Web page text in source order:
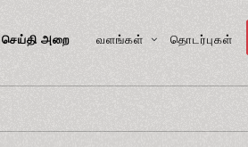
செய்தி அறை வளங்கள் தொடர்புகள்